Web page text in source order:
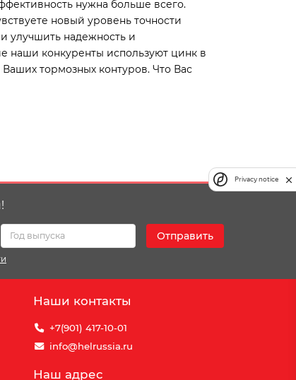
нужна больше всего.
новый уровень точности
улучшить надежность и
наши конкуренты используют цинк в
тормозных контуров. Что Вас
Отправить
Наши контакты
+7(901) 417-10-01
info@helrussia.ru
Наш адрес
Privacy notice